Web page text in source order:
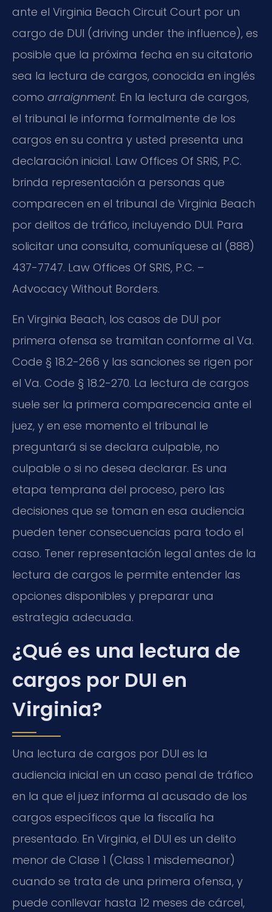
ante el Virginia Beach Circuit Court por un
cargo de DUI (driving under the influence), es
posible que la próxima fecha en su citatorio
sea la lectura de cargos, conocida en inglés
como arraignment. En la lectura de cargos,
el tribunal le informa formalmente de los
cargos en su contra y usted presenta una
declaración inicial. Law Offices Of SRIS, P.C.
brinda representación a personas que
comparecen en el tribunal de Virginia Beach
por delitos de tráfico, incluyendo DUI. Para
solicitar una consulta, comuníquese al (888)
437-7747. Law Offices Of SRIS, P.C. –
Advocacy Without Borders.
En Virginia Beach, los casos de DUI por
primera ofensa se tramitan conforme al Va.
Code § 18.2-266 y las sanciones se rigen por
el Va. Code § 18.2-270. La lectura de cargos
suele ser la primera comparecencia ante el
juez, y en ese momento el tribunal le
preguntará si se declara culpable, no
culpable o si no desea declarar. Es una
etapa temprana del proceso, pero las
decisiones que se toman en esa audiencia
pueden tener consecuencias para todo el
caso. Tener representación legal antes de la
lectura de cargos le permite entender las
opciones disponibles y preparar una
estrategia adecuada.
¿Qué es una lectura de
cargos por DUI en
Virginia?
Una lectura de cargos por DUI es la
audiencia inicial en un caso penal de tráfico
en la que el juez informa al acusado de los
cargos específicos que la fiscalía ha
presentado. En Virginia, el DUI es un delito
menor de Clase 1 (Class 1 misdemeanor)
cuando se trata de una primera ofensa, y
puede conllevar hasta 12 meses de cárcel,